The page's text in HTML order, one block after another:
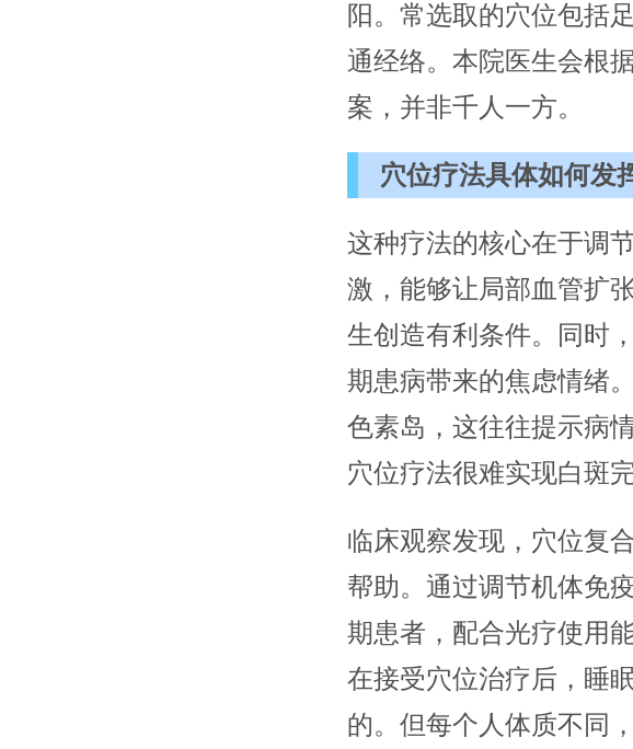
阳。常选取的穴位包括
通经络。本院医生会根
案，并非千人一方。
穴位疗法具体如何发
这种疗法的核心在于调
激，能够让局部血管扩
生创造有利条件。同时
期患病带来的焦虑情绪
色素岛，这往往提示病
穴位疗法很难实现白斑
临床观察发现，穴位复
帮助。通过调节机体免
期患者，配合光疗使用
在接受穴位治疗后，睡
的。但每个人体质不同